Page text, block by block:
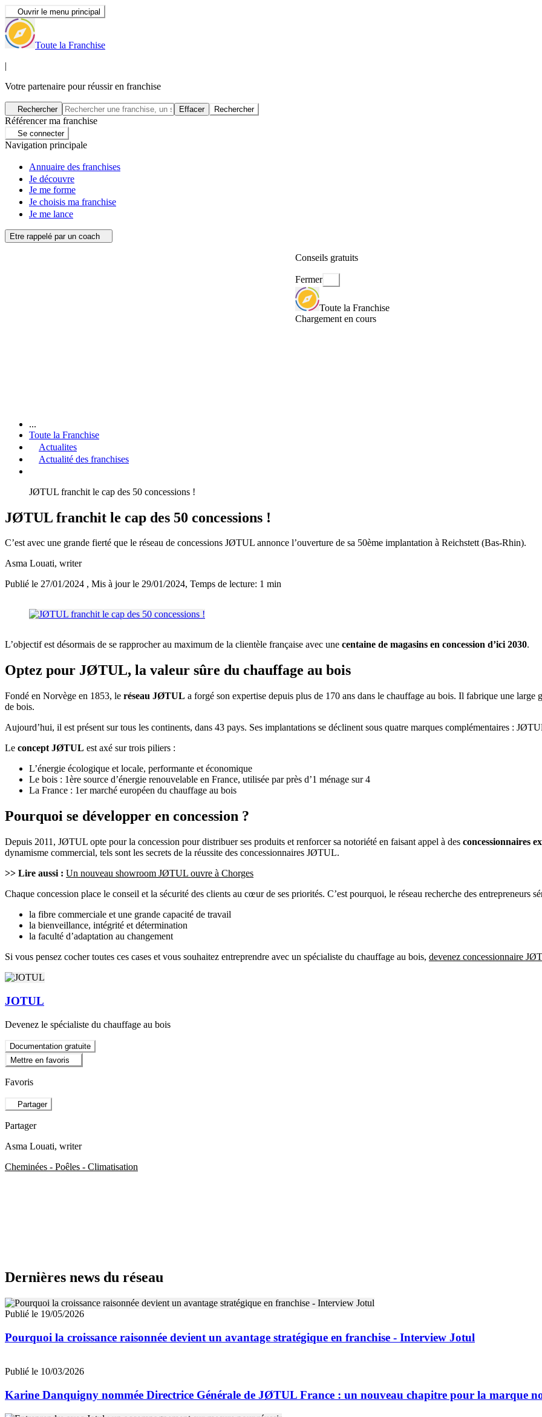
Ouvrir le menu principal
Toute la Franchise
|
Votre partenaire pour réussir en franchise
Rechercher Effacer Rechercher
Référencer ma franchise
Se connecter
Navigation principale
Annuaire des franchises
Je découvre
Je me forme
Je choisis ma franchise
Je me lance
Etre rappelé par un coach
Conseils gratuits
Fermer
Toute la Franchise
Chargement en cours
...
Toute la Franchise
Actualites
Actualité des franchises
JØTUL franchit le cap des 50 concessions !
JØTUL franchit le cap des 50 concessions !
C’est avec une grande fierté que le réseau de concessions JØTUL annonce l’ouverture de sa 50ème implantation à Reichstett (Bas-Rhin).
Asma Louati, writer
Publié le 27/01/2024 , Mis à jour le 29/01/2024, Temps de lecture: 1 min
L’objectif est désormais de se rapprocher au maximum de la clientèle française avec une centaine de magasins en concession d’ici 2030.
Optez pour JØTUL, la valeur sûre du chauffage au bois
Fondé en Norvège en 1853, le réseau JØTUL a forgé son expertise depuis plus de 170 ans dans le chauffage au bois. Il fabrique une large
de bois.
Aujourd’hui, il est présent sur tous les continents, dans 43 pays. Ses implantations se déclinent sous quatre marques complémentaires :
Le concept JØTUL est axé sur trois piliers :
L’énergie écologique et locale, performante et économique
Le bois : 1ère source d’énergie renouvelable en France, utilisée par près d’1 ménage sur 4
La France : 1er marché européen du chauffage au bois
Pourquoi se développer en concession ?
Depuis 2011, JØTUL opte pour la concession pour distribuer ses produits et renforcer sa notoriété en faisant appel à des concessionnaires
dynamisme commercial, tels sont les secrets de la réussite des concessionnaires JØTUL.
>> Lire aussi : Un nouveau showroom JØTUL ouvre à Chorges
Chaque concession place le conseil et la sécurité des clients au cœur de ses priorités. C’est pourquoi, le réseau recherche des entrepreneurs
la fibre commerciale et une grande capacité de travail
la bienveillance, intégrité et détermination
la faculté d’adaptation au changement
Si vous pensez cocher toutes ces cases et vous souhaitez entreprendre avec un spécialiste du chauffage au bois, devenez concessionnaire
JOTUL
Devenez le spécialiste du chauffage au bois
Documentation gratuite
Mettre en favoris
Favoris
Partager
Partager
Asma Louati, writer
Cheminées - Poêles - Climatisation
Dernières news du réseau
Publié le 19/05/2026
Pourquoi la croissance raisonnée devient un avantage stratégique en franchise - Interview Jotul
Publié le 10/03/2026
Karine Danquigny nommée Directrice Générale de JØTUL France : un nouveau chapitre pour la marque